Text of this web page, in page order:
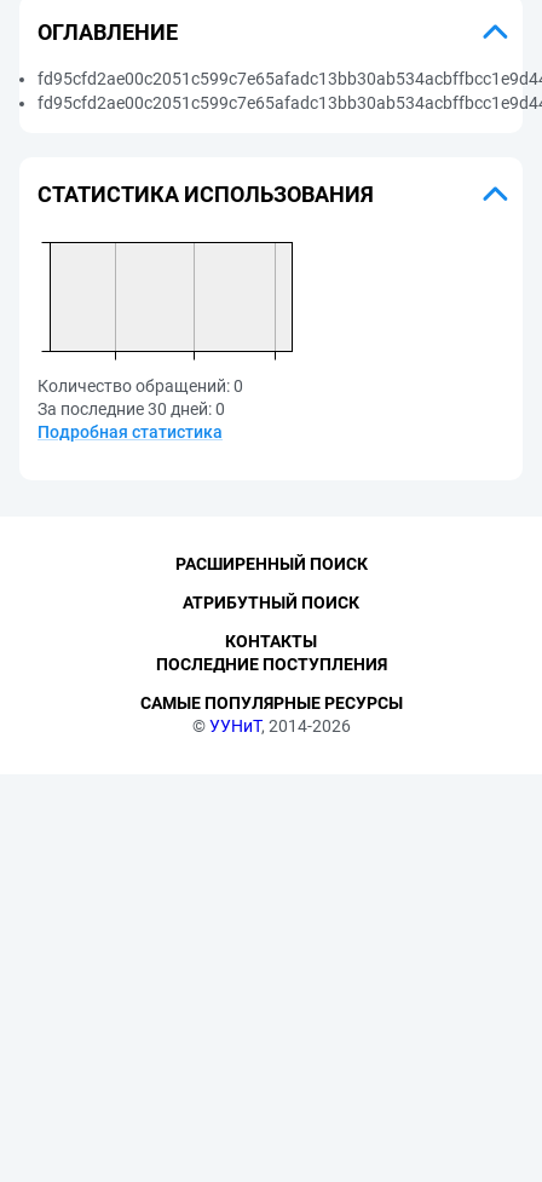
ОГЛАВЛЕНИЕ
СТАТИСТИКА ИСПОЛЬЗОВАНИЯ
Количество обращений:0
За последние 30 дней:0
Подробная статистика
©УУНиТ, 2014-2026
РАСШИРЕННЫЙ ПОИСК
АТРИБУТНЫЙ ПОИСК
КОНТАКТЫ
ПОСЛЕДНИЕ ПОСТУПЛЕНИЯ
САМЫЕ ПОПУЛЯРНЫЕ РЕСУРСЫ